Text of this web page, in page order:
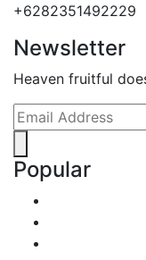
+6282351492229
Newsletter
Heaven fruitful
Popular